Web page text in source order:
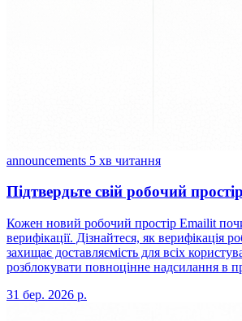
announcements 5 хв читання
Підтвердьте свій робочий простір
Кожен новий робочий простір Emailit
верифікації. Дізнайтеся, як верифікація
захищає доставляємість для всіх
розблокувати повноцінне надсилання в
31 бер. 2026 р.